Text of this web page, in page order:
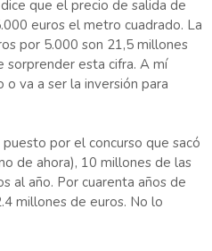
que el precio de salida de
euros el metro cuadrado. La
por 5.000 son 21,5 millones
sorprender esta cifra. A mí
o va a ser la inversión para
por el concurso que sacó
de ahora), 10 millones de las
al año. Por cuarenta años de
millones de euros. No lo